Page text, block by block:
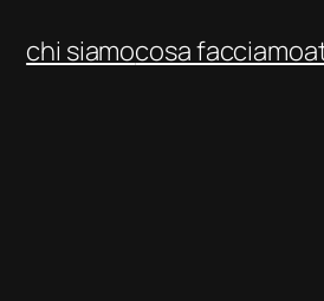
chi siamocosa facciamo